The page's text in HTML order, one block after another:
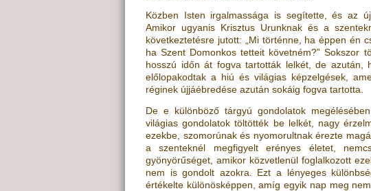
Közben Isten irgalmassága is segítette, és az
Amikor ugyanis Krisztus Urunknak és a
következtetésre jutott: „Mi történne, ha éppen én
ha Szent Domonkos tetteit követném?” Sokszor
hosszú időn át fogva tartották lelkét, de azután,
előlopakodtak a hiú és világias képzelgések,
réginek újjáébredése azután sokáig fogva tartotta.
De e különböző tárgyú gondolatok
világias gondolatok töltötték be lelkét, nagy
ezekbe, szomorúnak és nyomorultnak érezte
a szenteknél megfigyelt erényes életet,
gyönyörűséget, amikor közvetlenül foglalkozott
nem is gondolt azokra. Ezt a lényeges
értékelte különösképpen, amíg egyik nap meg